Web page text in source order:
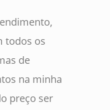
todos os
de
na minha
preço ser